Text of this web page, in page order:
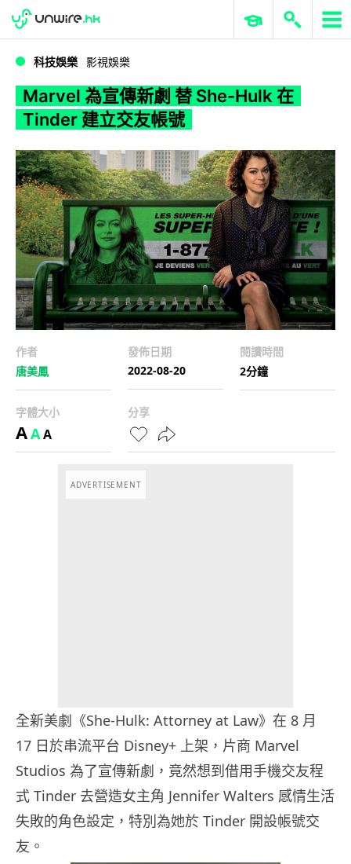
WWDC 2026 ERP 與商業 AI
科技娛樂 影視娛樂
Marvel 為宣傳新劇 替 She-Hulk 在
Tinder 建立交友帳號
作者
唐美鳳
發佈日期
2022-08-20
閱讀時間
2分鐘
字體大小
AAA
分享
ADVERTISEMENT
全新美劇《She-Hulk: Attorney at Law》在 8 月
17 日於串流平台 Disney+ 上架，片商 Marvel
Studios 為了宣傳新劇，竟然想到借用手機交友程
式 Tinder 去營造女主角 Jennifer Walters 感情生活
失敗的角色設定，特別為她於 Tinder 開設帳號交
友。